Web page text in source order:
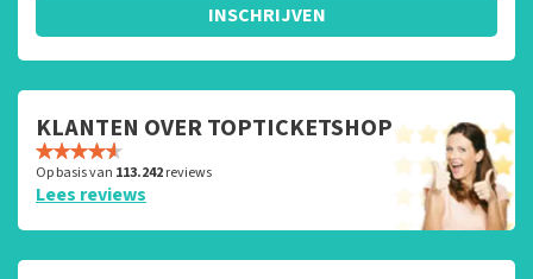
INSCHRIJVEN
KLANTEN OVER TOPTICKETSHOP
Op basis van 113.242reviews
Lees reviews